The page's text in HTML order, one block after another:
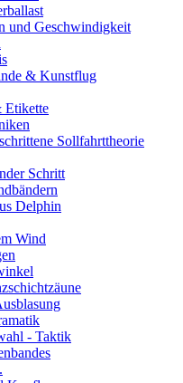
und Geschwindigkeit
& Kunstflug
Etikette
Sollfahrttheorie
Schritt
Delphin
Wind
- Taktik